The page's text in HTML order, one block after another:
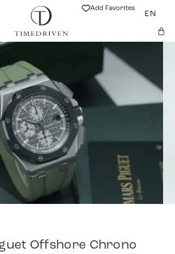
Add Favorites
EN
Offshore Chrono